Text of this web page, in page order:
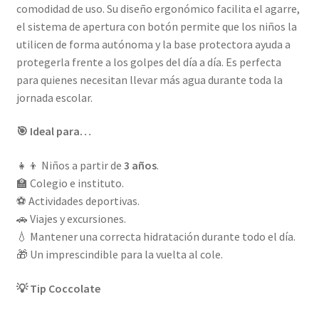
comodidad de uso. Su diseño ergonómico facilita el agarre,
el sistema de apertura con botón permite que los niños la
utilicen de forma autónoma y la base protectora ayuda a
protegerla frente a los golpes del día a día. Es perfecta
para quienes necesitan llevar más agua durante toda la
jornada escolar.
🎯 Ideal para…
👧👦 Niños a partir de 3 años.
🏫 Colegio e instituto.
⚽ Actividades deportivas.
🚗 Viajes y excursiones.
💧 Mantener una correcta hidratación durante todo el día.
🎁 Un imprescindible para la vuelta al cole.
💡 Tip Coccolate